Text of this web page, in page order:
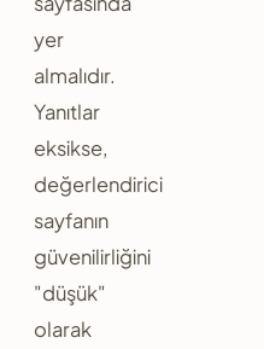
yer
almalıdır.
Yanıtlar
eksikse,
değerlendirici
sayfanın
güvenilirliğini
"düşük"
olarak